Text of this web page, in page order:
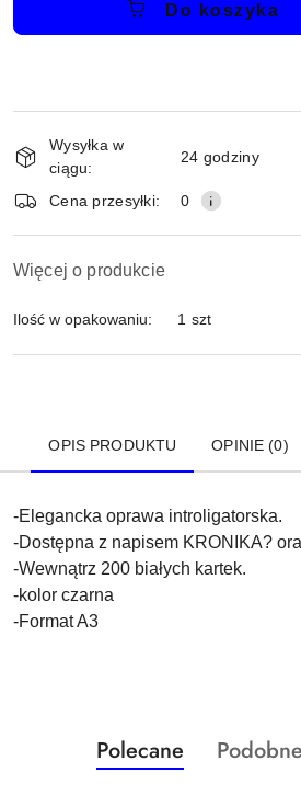
Do koszyka
i
dostawa
Wysyłka w
ciągu:
24 godziny
Cena przesyłki: 0
Więcej o produkcie
Ilość w opakowaniu: 1 szt
OPIS PRODUKTU OPINIE (0)
-Elegancka oprawa introligatorska.
-Dostępna z napisem KRONIKA?
-Wewnątrz 200 białych kartek.
-kolor czarna
-Format A3
Pomiń karuzelę produktów
Produkty
o
Polecane
Produkty